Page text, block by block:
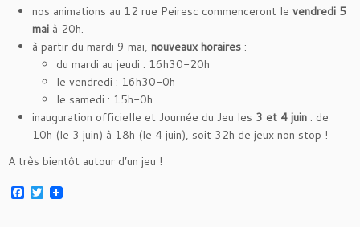
nos animations au 12 rue Peiresc commenceront le vendredi 5
mai à 20h.
à partir du mardi 9 mai, nouveaux horaires :
du mardi au jeudi : 16h30-20h
le vendredi : 16h30-0h
le samedi : 15h-0h
inauguration officielle et Journée du Jeu les 3 et 4 juin : de
10h (le 3 juin) à 18h (le 4 juin), soit 32h de jeux non stop !
A très bientôt autour d’un jeu !
F T
w